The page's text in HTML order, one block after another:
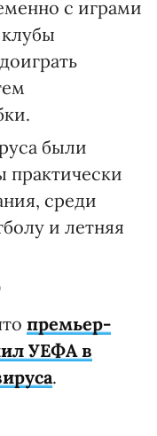
с играми
были
практически
среди
и летняя
премьер-
УЕФА в
.